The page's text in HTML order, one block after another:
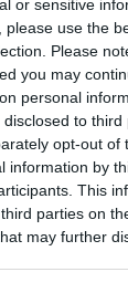
or sensitive
use the
Please
you may
personal
to
opt-out of
information by
This
parties on
may further
: The Agonist
Once Only